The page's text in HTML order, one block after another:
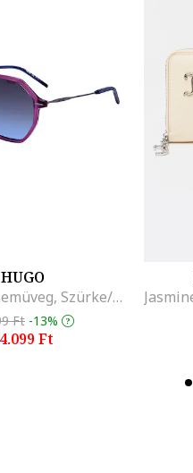
HUGO
Ovális napszemüveg, Szürke/Lila
Ft -13%
Ft